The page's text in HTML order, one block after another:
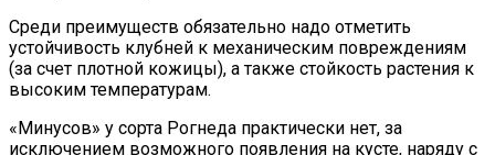
Среди преимуществ обязательно надо отметить
устойчивость клубней к механическим повреждениям
(за счет плотной кожицы), а также стойкость растения к
высоким температурам.
«Минусов» у сорта Рогнеда практически нет, за
исключением возможного появления на кусте, наряду с